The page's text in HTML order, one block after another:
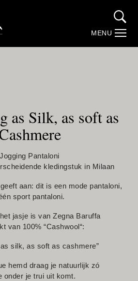
MENU
as Silk, as soft as
Jogging Pantaloni
kledingstuk in Milaan
aan: dit is een mode pantaloni,
sport pantaloni.
jasje is van Zegna Baruffa
van 100% “Cashwool“:
silk, as soft as cashmere”
hemd draag je natuurlijk zó
onder je trui uit komt.